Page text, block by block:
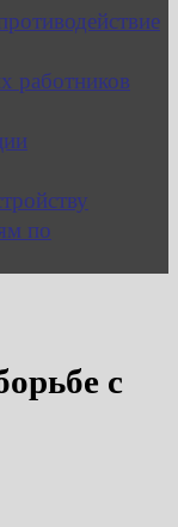
работников
по
с